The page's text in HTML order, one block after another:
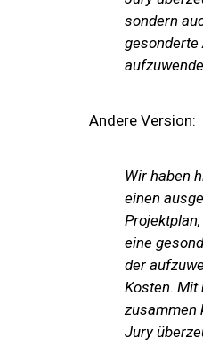
sondern
Andere Version:
Wir haben
einen
eine
der
Kosten. Mit
zusammen
Jury